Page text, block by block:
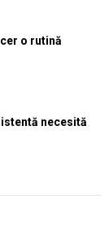
o rutină
necesită